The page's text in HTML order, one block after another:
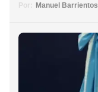
Por: Manuel Barrientos